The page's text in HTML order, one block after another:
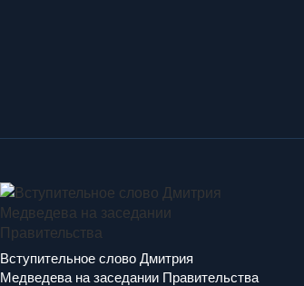
Вступительное слово Дмитрия
Медведева на заседании Правительства